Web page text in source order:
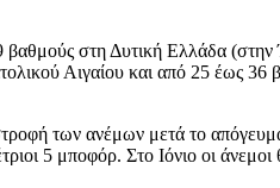
στη Δυτική Ελλάδα
Αιγαίου και από 25 έως 36
των ανέμων μετά το
5 μποφόρ. Στο Ιόνιο οι